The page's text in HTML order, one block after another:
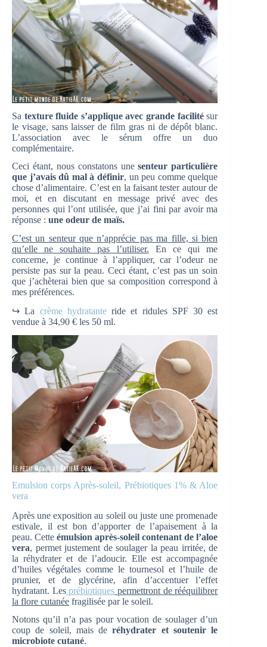
Sa texture fluide s’applique avec grande facilitésur
le visage, sans laisser de film gras ni de dépôt blanc.
L’association avec le sérum offre un duo
complémentaire.
Ceci étant, nous constatons unesenteur particulière
que j’avais dû mal à définir, un peu comme quelque
chose d’alimentaire. C’est en la faisant tester autour de
moi, et en discutant en message privé avec des
personnes qui l’ont utilisée, que j’ai fini par avoir ma
réponse : une odeur de maïs.
C’est un senteur que n’apprécie pas ma fille, si bien
qu’elle ne souhaite pas l’utiliser. En ce qui me
concerne, je continue à l’appliquer, car l’odeur ne
persiste pas sur la peau. Ceci étant, c’est pas un soin
que j’achèterai bien que sa composition correspond à
mes préférences.
↪ La crème hydratanteride et ridules SPF 30 est
vendue à 34,90 € les 50 ml.
Emulsion corps Après-soleil, Prébiotiques 1% & Aloe
vera
Après une exposition au soleil ou juste une promenade
estivale, il est bon d’apporter de l’apaisement à la
peau. Cette émulsion après-soleil contenant de l’aloe
vera, permet justement de soulager la peau irritée, de
la réhydrater et de l’adoucir. Elle est accompagnée
d’huiles végétales comme le tournesol et l’huile de
prunier, et de glycérine, afin d’accentuer l’effet
hydratant. Lesprébiotiques permettront de rééquilibrer
la flore cutanée fragilisée par le soleil.
Notons qu’il n’a pas pour vocation de soulager d’un
coup de soleil, mais deréhydrater et soutenir le
microbiote cutané.